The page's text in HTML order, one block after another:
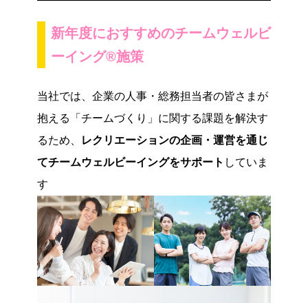
新年度におすすめのチームウェルビ
ーイング®施策
当社では、企業の人事・総務担当者の皆さまが
抱える「チームづくり」に関する課題を解決す
るため、
レクリエーションの企画・運営を通じ
てチームウェルビーイングをサポート していま
す